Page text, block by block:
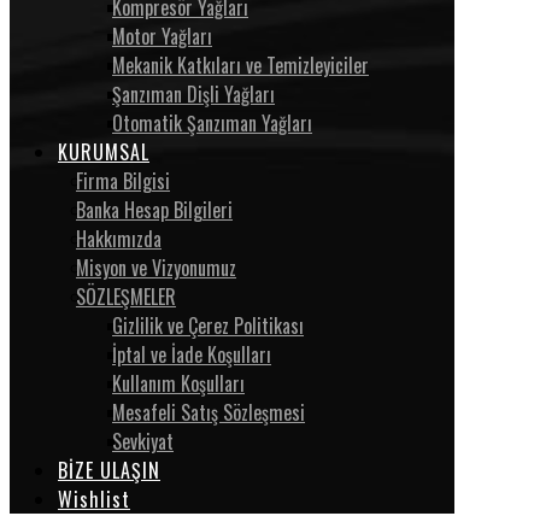
Kompresör Yağları
Motor Yağları
Mekanik Katkıları ve Temizleyiciler
Şanzıman Dişli Yağları
Otomatik Şanzıman Yağları
KURUMSAL
Firma Bilgisi
Banka Hesap Bilgileri
Hakkımızda
Misyon ve Vizyonumuz
SÖZLEŞMELER
Gizlilik ve Çerez Politikası
İptal ve İade Koşulları
Kullanım Koşulları
Mesafeli Satış Sözleşmesi
Sevkiyat
BİZE ULAŞIN
Wishlist